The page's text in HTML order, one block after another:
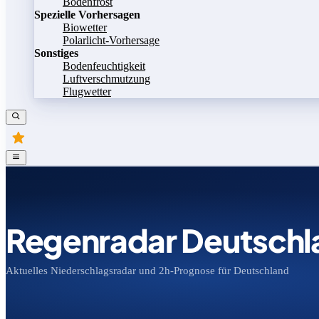
Spezielle Vorhersagen
Biowetter
Polarlicht-Vorhersage
Sonstiges
Bodenfeuchtigkeit
Luftverschmutzung
Flugwetter
Regenradar
Aktuelles Niederschlagsradar und 2h-Prognose für Deutschland